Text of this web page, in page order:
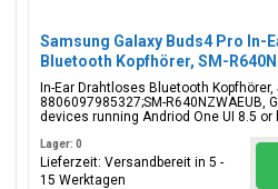
Samsung Galaxy Buds4 Pro In-
Bluetooth Kopfhörer, SM-
In-Ear Drahtloses Bluetooth Kopfhörer,
8806097985327;SM-R640NZWAEUB,
devices running Andriod One UI 8.5 or
Lager: 0
Lieferzeit: Versandbereit in 5 -
15 Werktagen